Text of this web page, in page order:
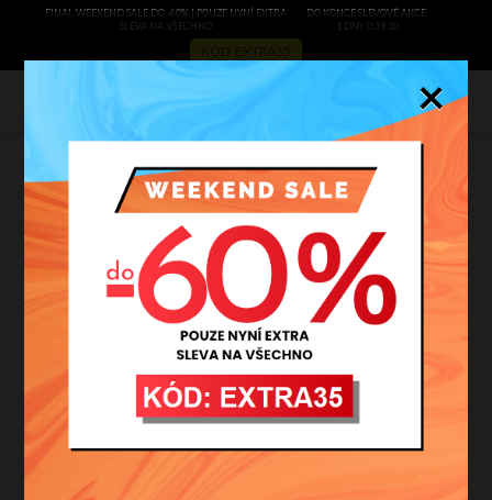
FINAL WEEKEND SALE DO -60% | POUZE NYNÍ EXTRA
SLEVA NA VŠECHNO
DO KONCE SLEVOVÉ AKCE:
1 DNY 0:39:9
0
filtrovat
Exkluzivní kožené kufříky –
must-have businesswoman
×